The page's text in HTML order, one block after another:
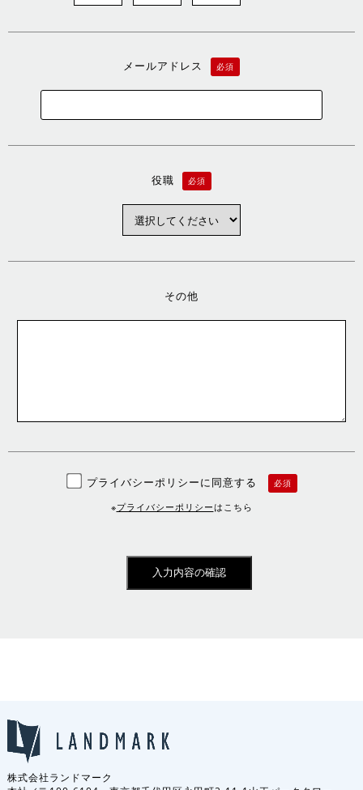
メールアドレス 必須
役職 必須
その他
プライバシーポリシーに同意する 必須
※プライバシーポリシーはこちら
株式会社ランドマーク